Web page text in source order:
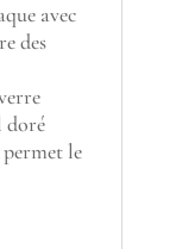
avec
des
doré
le